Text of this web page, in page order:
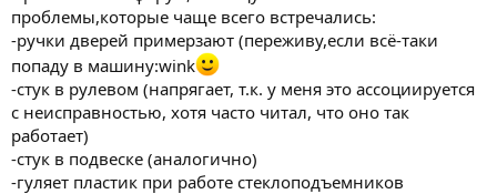
проблемы,которые чаще всего встречались:
-ручки дверей примерзают (переживу,если всё-таки
попаду в машину:wink
-стук в рулевом (напрягает, т.к. у меня это ассоциируется
с неисправностью, хотя часто читал, что оно так
работает)
-стук в подвеске (аналогично)
-гуляет пластик при работе стеклоподъемников